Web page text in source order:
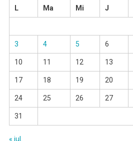
L
Ma Mi J
3 4 5 6
10 11 12 13
17 18 19 20
24 25 26 27
31
« iul.